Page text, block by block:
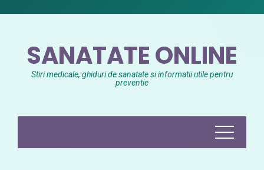
SANATATE ONLINE
Stiri medicale, ghiduri de sanatate si informatii utile pentru
preventie